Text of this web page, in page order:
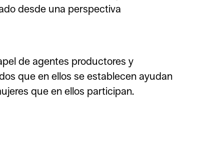
desde una perspectiva
de agentes productores y
que en ellos se establecen ayudan
que en ellos participan.